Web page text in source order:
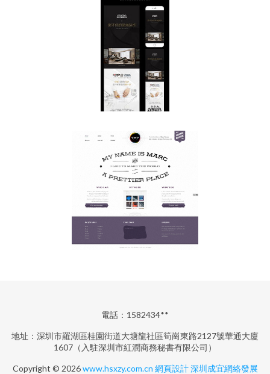
電話：1582434**
地址：深圳市羅湖區桂園街道大塘龍社區筍崗東路2127號華通大廈
1607（入駐深圳市紅潤商務秘書有限公司）
Copyright © 2026www.hsxzy.com.cn 網頁設計 深圳成宜網絡發展